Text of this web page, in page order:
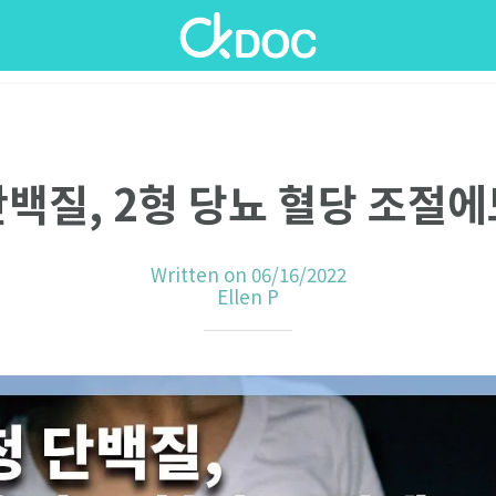
질, 2형 당뇨 혈당 조절
Written on 06/16/2022
Ellen P